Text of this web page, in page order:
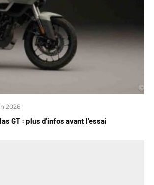
2026
GT : plus d’infos avant l’essai